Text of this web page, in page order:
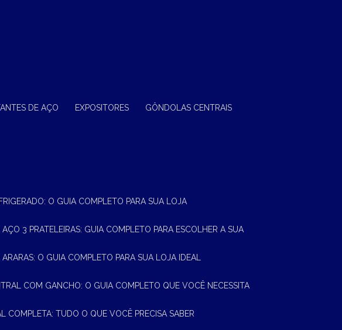
DE AÇO EXPOSITORES GÔNDOLAS CENTRAIS
O GUIA COMPLETO PARA SUA LOJA
AÇO 3 PRATELEIRAS: GUIA COMPLETO PARA ESCOLHER A SUA
ARARAS: O GUIA COMPLETO PARA SUA LOJA IDEAL
COM GANCHO: O GUIA COMPLETO QUE VOCÊ NECESSITA
COMPLETA: TUDO O QUE VOCÊ PRECISA SABER